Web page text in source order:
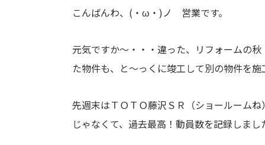
こんばんわ、(・ω・)ノ 営業です。
元気ですか～・・・違った、リフォームの
た物件も、と～っくに竣工して別の物件を
先週末はＴＯＴＯ藤沢ＳＲ（ショールーム
じゃなくて、過去最高！動員数を記録しまし